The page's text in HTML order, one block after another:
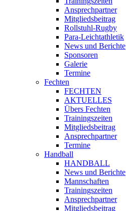
Ansprechpartner
Mitgliedsbeitrag
Rollstuhl-Rugby
Para-Leichtathletik
News und Berichte
Sponsoren
Galerie
Termine
Fechten
FECHTEN
AKTUELLES
Übers Fechten
Trainingszeiten
Mitgliedsbeitrag
Ansprechpartner
Termine
Handball
HANDBALL
News und Berichte
Mannschaften
Trainingszeiten
Ansprechpartner
Mitgliedsbeitrag